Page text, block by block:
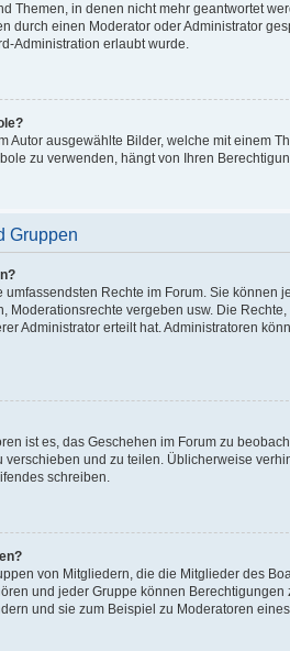
Themen, in denen nicht mehr geantwortet
durch einen Moderator oder Administrator
Administration erlaubt wurde.
Autor ausgewählte Bilder, welche mit einem
zu verwenden, hängt von Ihren
Gruppen
Rechte im Forum. Sie können
Moderationsrechte vergeben usw. Die
Administrator erteilt hat. Administratoren
ist es, das Geschehen im Forum zu
verschieben und zu teilen. Üblicherweise
schreiben.
von Mitgliedern, die die Mitglieder des
und jeder Gruppe können
und sie zum Beispiel zu Moderatoren